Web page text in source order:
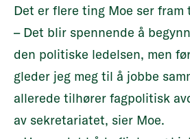
Det er flere ting Moe ser fram
– Det blir spennende å
den politiske ledelsen, men
gleder jeg meg til å jobbe
allerede tilhører fagpolitisk
av sekretariatet, sier Moe.